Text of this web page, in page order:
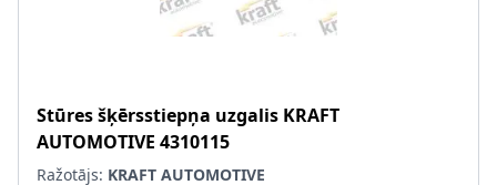
Stūres šķērsstiepņa uzgalis KRAFT
AUTOMOTIVE 4310115
Ražotājs: KRAFT AUTOMOTIVE